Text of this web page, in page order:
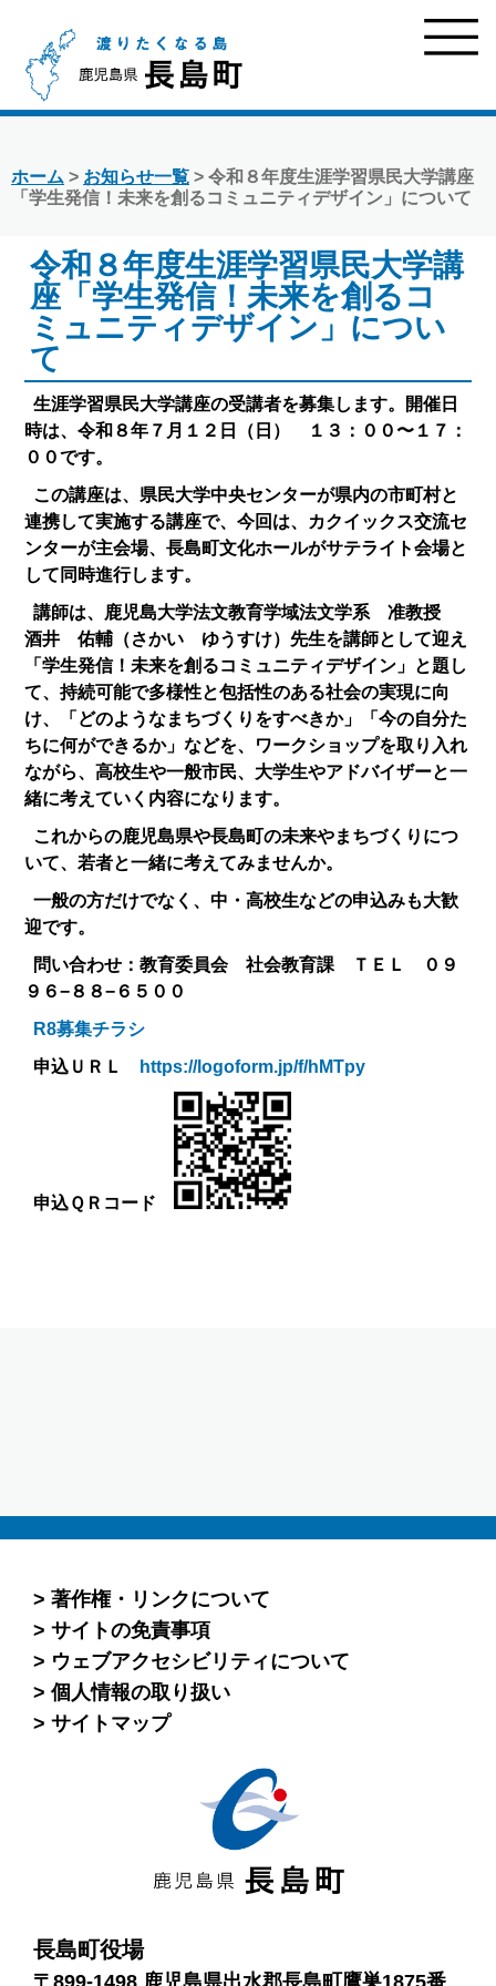
ホーム > お知らせ一覧 > 令和８年度生涯学習県民大学講座
「学生発信！未来を創るコミュニティデザイン」について
令和８年度生涯学習県民大学講
座「学生発信！未来を創るコ
ミュニティデザイン」につい
て
生涯学習県民大学講座の受講者を募集します。開催日
時は、令和８年７月１２日（日） １３：００〜１７：
００です。
この講座は、県民大学中央センターが県内の市町村と
連携して実施する講座で、今回は、カクイックス交流セ
ンターが主会場、長島町文化ホールがサテライト会場と
して同時進行します。
講師は、鹿児島大学法文教育学域法文学系 准教授
酒井 佑輔（さかい ゆうすけ）先生を講師として迎え
「学生発信！未来を創るコミュニティデザイン」と題し
て、持続可能で多様性と包括性のある社会の実現に向
け、「どのようなまちづくりをすべきか」「今の自分た
ちに何ができるか」などを、ワークショップを取り入れ
ながら、高校生や一般市民、大学生やアドバイザーと一
緒に考えていく内容になります。
これからの鹿児島県や長島町の未来やまちづくりにつ
いて、若者と一緒に考えてみませんか。
一般の方だけでなく、中・高校生などの申込みも大歓
迎です。
問い合わせ：教育委員会 社会教育課 ＴＥＬ ０９
９６−８８−６５００
R8募集チラシ
申込ＵＲＬ
https://logoform.jp/f/hMTpy
申込ＱＲコード
著作権・リンクについて
サイトの免責事項
ウェブアクセシビリティについて
個人情報の取り扱い
サイトマップ
長島町役場
〒899-1498 鹿児島県出水郡長島町鷹巣1875番